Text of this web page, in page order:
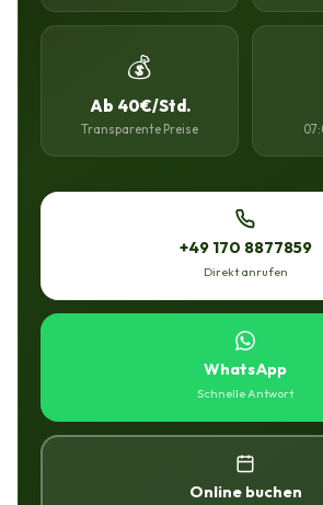
💰
Ab 40€/Std.
Transparente Preise
+49 170 8877859
Direkt anrufen
WhatsApp
Schnelle Antwort
Online buchen